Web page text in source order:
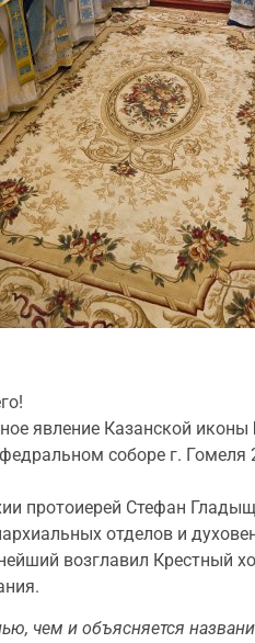
явление Казанской
соборе г.
протоиерей Стефан
отделов и
возглавил Крестный
чем и объясняется